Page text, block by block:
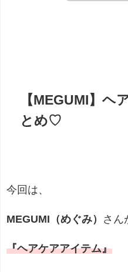
【MEGUMI】ヘ
とめ♡
今回は、
MEGUMI（めぐみ） さん
『ヘアケアアイテム』